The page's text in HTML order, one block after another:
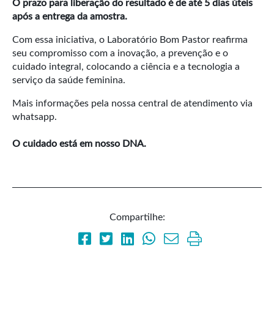
O prazo para liberação do resultado é de até 5 dias úteis
após a entrega da amostra.
Com essa iniciativa, o Laboratório Bom Pastor reafirma
seu compromisso com a inovação, a prevenção e o
cuidado integral, colocando a ciência e a tecnologia a
serviço da saúde feminina.
Mais informações pela nossa central de atendimento via
whatsapp.
O cuidado está em nosso DNA.
Compartilhe: